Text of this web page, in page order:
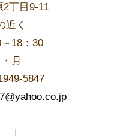
2丁目9-11
近く
18：30
月
5847